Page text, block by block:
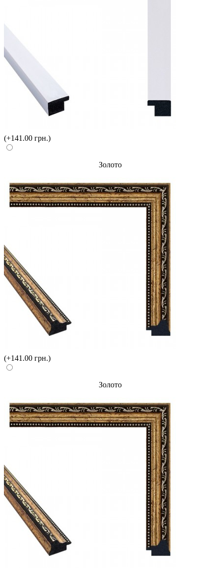
(+141.00 грн.)
Золото
(+141.00 грн.)
Золото